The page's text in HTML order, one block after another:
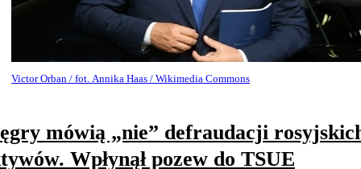
Victor Orban / fot. Annika Haas / Wikimedia Commons
mówią „nie” defraudacji
Wpłynął pozew do TSUE